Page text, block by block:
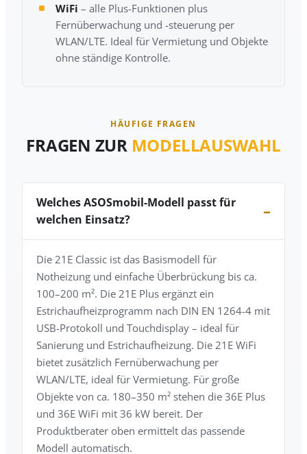
WiFi – alle Plus-Funktionen plus
Fernüberwachung und -steuerung per
WLAN/LTE. Ideal für Vermietung und Objekte
ohne ständige Kontrolle.
HÄUFIGE FRAGEN
FRAGEN ZUR MODELLAUSWAHL
Welches ASOSmobil-Modell passt für
welchen Einsatz?
Die 21E Classic ist das Basismodell für
Notheizung und einfache Überbrückung bis ca.
100–200 m². Die 21E Plus ergänzt ein
Estrichaufheizprogramm nach DIN EN 1264-4 mit
USB-Protokoll und Touchdisplay – ideal für
Sanierung und Estrichaufheizung. Die 21E WiFi
bietet zusätzlich Fernüberwachung per
WLAN/LTE, ideal für Vermietung. Für große
Objekte von ca. 180–350 m² stehen die 36E Plus
und 36E WiFi mit 36 kW bereit. Der
Produktberater oben ermittelt das passende
Modell automatisch.